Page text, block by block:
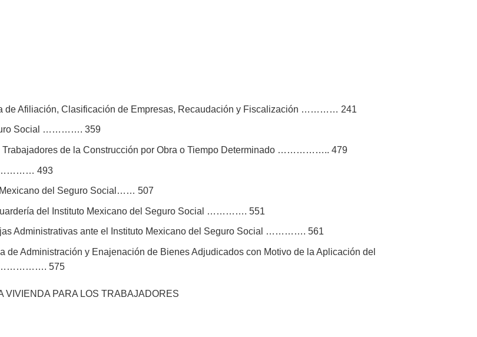
de Afiliación, Clasificación de Empresas, Recaudación y Fiscalización ………… 241
Social …………. 359
Trabajadores de la Construcción por Obra o Tiempo Determinado …………….. 479
493
del Seguro Social…… 507
del Instituto Mexicano del Seguro Social …………. 551
Administrativas ante el Instituto Mexicano del Seguro Social …………. 561
de Administración y Enajenación de Bienes Adjudicados con Motivo de la Aplicación del
575
VIVIENDA PARA LOS TRABAJADORES